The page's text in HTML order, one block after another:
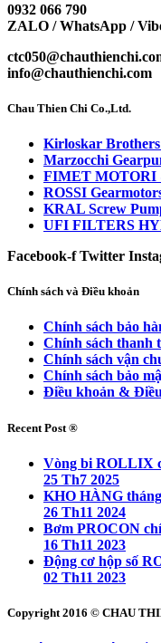
0932 066 790
ZALO / WhatsApp /
info@chauthienchi.com
Chau Thien Chi Co.,Ltd.
Kirloskar
Marzocchi
FIMET MOTORI
ROSSI
KRAL Screw
UFI FILTERS
Facebook-f Twitter
Chính sách và Điều khoản
Chính sách bảo
Chính sách thanh
Chính sách vận
Chính sách bảo
Điều khoản &
Recent Post ®
Vòng bi ROLLIX
25 Th7 2025
KHO HÀNG
26 Th11 2024
Bơm PROCON
16 Th11 2023
Động cơ hộp số
02 Th11 2023
Copyright 2016 © CHAU